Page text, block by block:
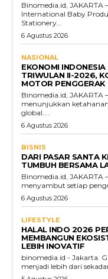
Binomedia.id, JAKARTA
International Baby
Stationery...
6 Agustus 2026
NASIONAL
EKONOMI
TRIWULAN II-2026,
MOTOR PENGGERAK
Binomedia.id, JAKARTA
menunjukkan
global....
6 Agustus 2026
BISNIS
DARI PASAR SANTA
TUMBUH BERSAMA
Binomedia.id, JAKARTA
menyambut setiap
6 Agustus 2026
LIFESTYLE
HALAL INDO 2026
MEMBANGUN
LEBIH INOVATIF
binomedia.id - Jakarta.
menjadi lebih dari